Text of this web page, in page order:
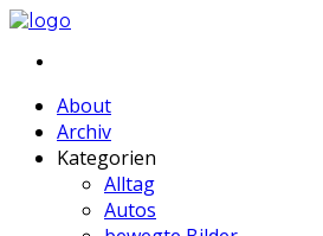
About
Archiv
Kategorien
Alltag
Autos